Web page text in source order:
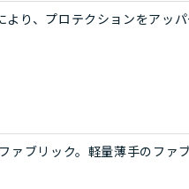
り、プロテクションをアッ
ブリック。軽量薄手のファ